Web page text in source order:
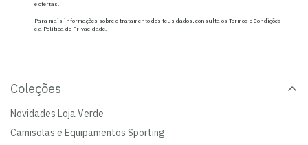
e ofertas.
Para mais informações sobre o tratamento dos teus dados, consulta os Termos e Condições
e a Política de Privacidade.
Coleções
Novidades Loja Verde
Camisolas e Equipamentos Sporting